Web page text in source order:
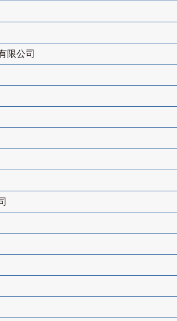
限公司